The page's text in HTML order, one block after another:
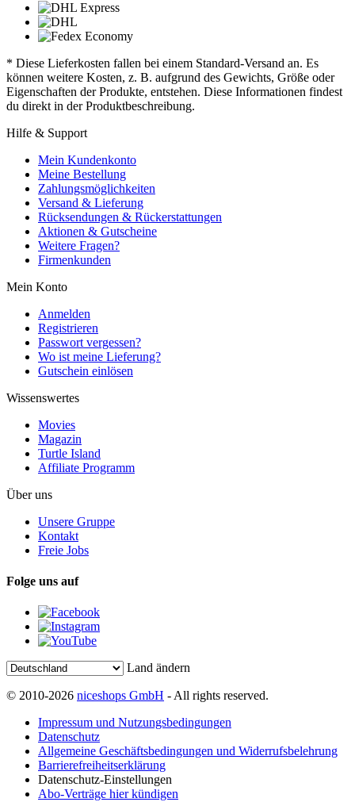
* Diese Lieferkosten fallen bei einem Standard-Versand an. Es
können weitere Kosten, z. B. aufgrund des Gewichts, Größe oder
Eigenschaften der Produkte, entstehen. Diese Informationen findest
du direkt in der Produktbeschreibung.
Hilfe & Support
Mein Kundenkonto
Meine Bestellung
Zahlungsmöglichkeiten
Versand & Lieferung
Rücksendungen & Rückerstattungen
Aktionen & Gutscheine
Weitere Fragen?
Firmenkunden
Mein Konto
Anmelden
Registrieren
Passwort vergessen?
Wo ist meine Lieferung?
Gutschein einlösen
Wissenswertes
Movies
Magazin
Turtle Island
Affiliate Programm
Über uns
Unsere Gruppe
Kontakt
Freie Jobs
Folge uns auf
Land ändern
© 2010-2026 niceshops GmbH - All rights reserved.
Impressum und Nutzungsbedingungen
Datenschutz
Allgemeine Geschäftsbedingungen und Widerrufsbelehrung
Barrierefreiheitserklärung
Datenschutz-Einstellungen
Abo-Verträge hier kündigen